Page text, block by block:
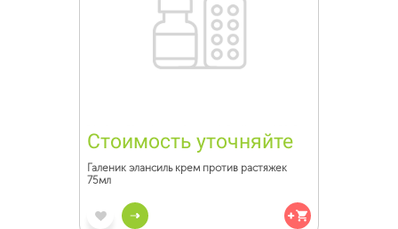
Стоимость уточняйте
Галеник элансиль крем против растяжек
75мл